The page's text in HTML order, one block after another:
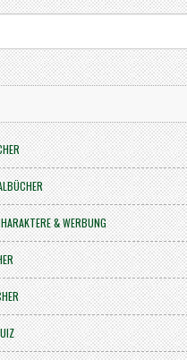
& WERBUNG